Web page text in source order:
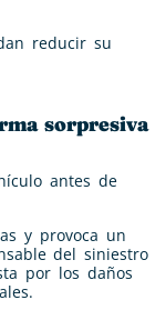
reducir su
sorpresiva
antes de
y provoca un
del siniestro
por los daños